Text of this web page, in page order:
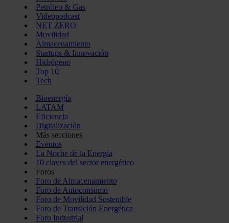
Petróleo & Gas
Videopodcast
NET ZERO
Movilidad
Almacenamiento
Startups & Innovación
Hidrógeno
Top 10
Tech
Bioenergía
LATAM
Eficiencia
Digitalización
Más secciones
Eventos
La Noche de la Energía
10 claves del sector energético
Foros
Foro de Almacenamiento
Foro de Autoconsumo
Foro de Movilidad Sostenible
Foro de Transición Energética
Foro Industrial